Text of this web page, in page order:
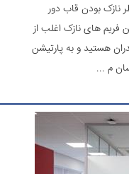
بودن قاب دور
فریم های نازک اغلب از
هستید و به پارتیشن
م ...